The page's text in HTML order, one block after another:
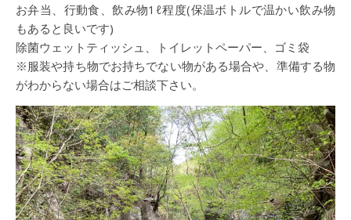
お弁当、行動食、飲み物1ℓ程度(保温ボトルで温かい飲み物
もあると良いです)
除菌ウェットティッシュ、トイレットペーパー、ゴミ袋
※服装や持ち物でお持ちでない物がある場合や、準備する物
がわからない場合はご相談下さい。